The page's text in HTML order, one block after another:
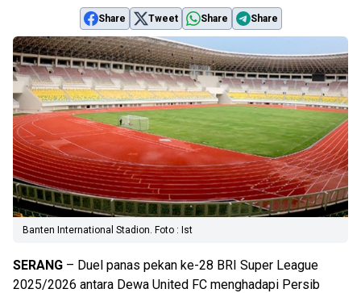
Share Tweet Share Share
Banten International Stadion. Foto : Ist
SERANG – Duel panas pekan ke-28 BRI Super League
2025/2026 antara Dewa United FC menghadapi Persib